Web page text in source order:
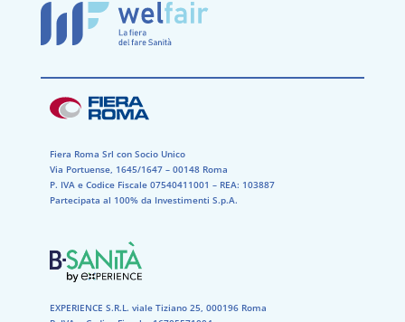
Fiera Roma Srl con Socio Unico
Via Portuense, 1645/1647 – 00148 Roma
P. IVA e Codice Fiscale 07540411001​ – REA: 103887​
Partecipata al 100% da Investimenti S.p.A.
EXPERIENCE S.R.L. viale Tiziano 25, 000196 Roma